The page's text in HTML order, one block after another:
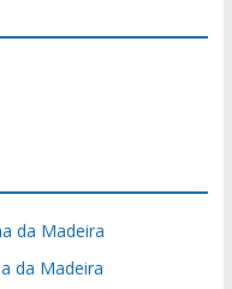
da Madeira
da Madeira